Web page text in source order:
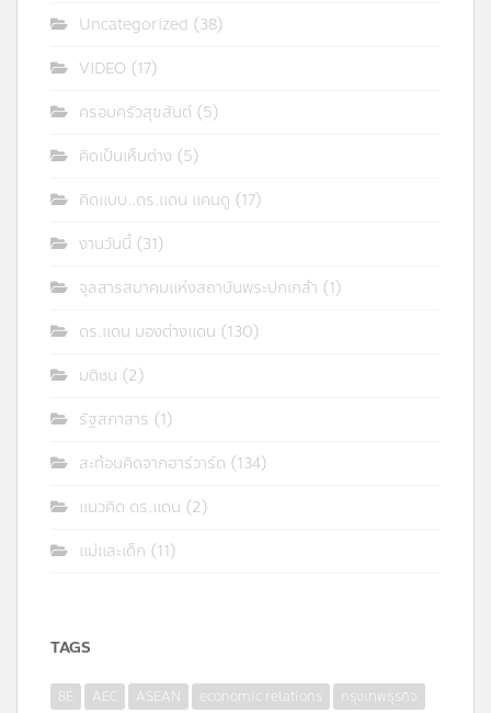
Uncategorized (38)
VIDEO (17)
ครอบครัวสุขสันต์ (5)
คิดเป็นเห็นต่าง (5)
คิดแบบ..ดร.แดน แคนดู (17)
งานวันนี้ (31)
จุลสารสมาคมแห่งสถาบันพระปกเกล้า (1)
ดร.แดน มองต่างแดน (130)
มติชน (2)
รัฐสภาสาร (1)
สะท้อนคิดจากฮาร์วาร์ด (134)
แนวคิด ดร.แดน (2)
แม่และเด็ก (11)
TAGS
8E AEC ASEAN economic relations
กรุงเทพธุรกิจ